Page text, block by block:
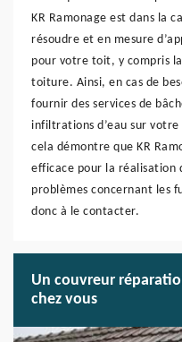
KR Ramonage est dans la
résoudre et en mesure
pour votre toit, y compris
toiture. Ainsi, en cas de
fournir des services de
infiltrations d’eau sur
cela démontre que KR
efficace pour la réalisation
problèmes concernant les
donc à le contacter.
Un couvreur
chez vous